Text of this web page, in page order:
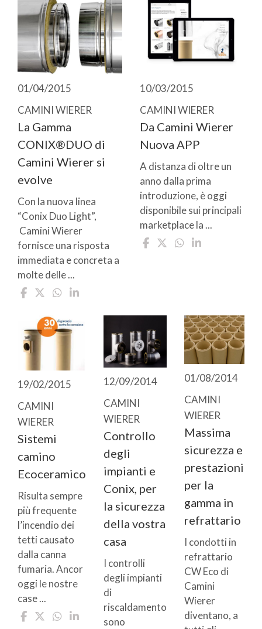
01/04/2015
CAMINI WIERER
La Gamma
CONIX®DUO di
Camini Wierer si
evolve
Con la nuova linea
“Conix Duo Light”,
Camini Wierer
fornisce una risposta
immediata e concreta a
molte delle ...
10/03/2015
CAMINI WIERER
Da Camini Wierer
Nuova APP
A distanza di oltre un
anno dalla prima
introduzione, è oggi
disponibile sui principali
marketplace la ...
19/02/2015
CAMINI
WIERER
Sistemi
camino
Ecoceramico
Risulta sempre
più frequente
l’incendio dei
tetti causato
dalla canna
fumaria. Ancor
oggi le nostre
case ...
12/09/2014
CAMINI
WIERER
Controllo
degli
impianti e
Conix, per
la sicurezza
della vostra
casa
I controlli
degli impianti
di
riscaldamento
sono
01/08/2014
CAMINI
WIERER
Massima
sicurezza e
prestazioni
per la
gamma in
refrattario
I condotti in
refrattario
CW Eco di
Camini
Wierer
diventano, a